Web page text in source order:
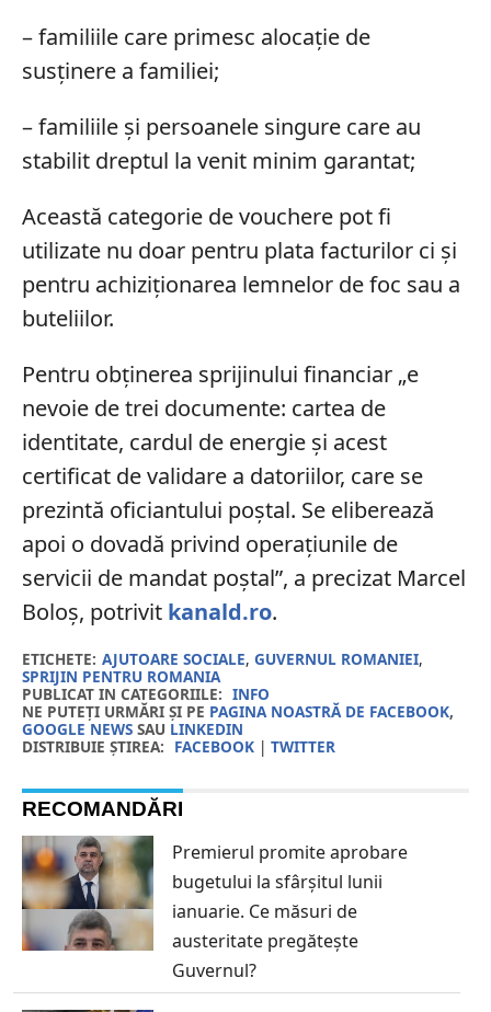
– familiile care primesc alocație de
susținere a familiei;
– familiile și persoanele singure care au
stabilit dreptul la venit minim garantat;
Această categorie de vouchere pot fi
utilizate nu doar pentru plata facturilor ci și
pentru achiziționarea lemnelor de foc sau a
buteliilor.
Pentru obținerea sprijinului financiar „e
nevoie de trei documente: cartea de
identitate, cardul de energie și acest
certificat de validare a datoriilor, care se
prezintă oficiantului poștal. Se eliberează
apoi o dovadă privind operațiunile de
servicii de mandat poștal”, a precizat Marcel
Boloș, potrivit kanald.ro.
ETICHETE: AJUTOARE SOCIALE, GUVERNUL ROMANIEI,
SPRIJIN PENTRU ROMANIA
PUBLICAT IN CATEGORIILE: INFO
NE PUTEȚI URMĂRI ȘI PE PAGINA NOASTRĂ DE FACEBOOK,
GOOGLE NEWSSAU LINKEDIN
DISTRIBUIE ȘTIREA: FACEBOOK| TWITTER
RECOMANDĂRI
Premierul promite aprobare
bugetului la sfârșitul lunii
ianuarie. Ce măsuri de
austeritate pregătește
Guvernul?